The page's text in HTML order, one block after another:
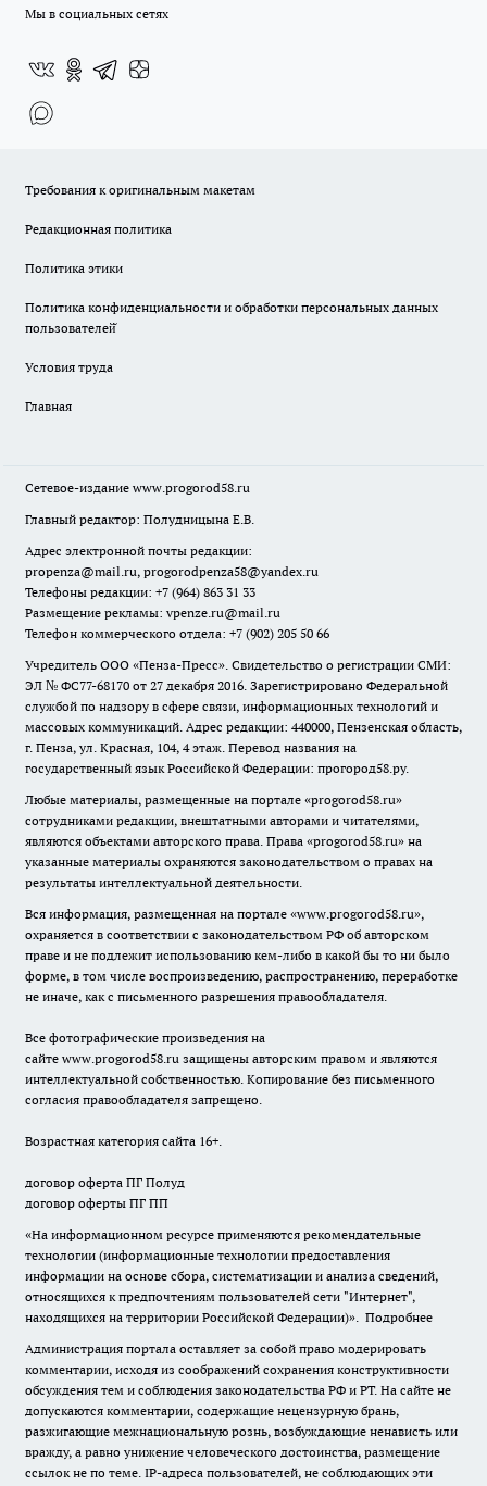
Мы в социальных сетях
Требования к оригинальным макетам
Редакционная политика
Политика этики
Политика конфиденциальности и обработки персональных данных
пользователей̆
Условия труда
Главная
Сетевое-издание www.progorod58.ru
Главный редактор: Полудницына Е.В.
Адрес электронной почты редакции:
propenza@mail.ru, progorodpenza58@yandex.ru
Телефоны редакции: +7 (964) 863 31 33
Размещение рекламы: vpenze.ru@mail.ru
Телефон коммерческого отдела: +7 (902) 205 50 66
Учредитель ООО «Пенза-Пресс». Свидетельство о регистрации СМИ:
ЭЛ № ФС77-68170 от 27 декабря 2016. Зарегистрировано Федеральной
службой по надзору в сфере связи, информационных технологий и
массовых коммуникаций. Адрес редакции: 440000, Пензенская область,
г. Пенза, ул. Красная, 104, 4 этаж. Перевод названия на
государственный язык Российской Федерации: прогород58.ру.
Любые материалы, размещенные на портале «progorod58.ru»
сотрудниками редакции, внештатными авторами и читателями,
являются объектами авторского права. Права «progorod58.ru» на
указанные материалы охраняются законодательством о правах на
результаты интеллектуальной деятельности.
Вся информация, размещенная на портале «www.progorod58.ru»,
охраняется в соответствии с законодательством РФ об авторском
праве и не подлежит использованию кем-либо в какой бы то ни было
форме, в том числе воспроизведению, распространению, переработке
не иначе, как с письменного разрешения правообладателя.
Все фотографические произведения на
сайте www.progorod58.ru защищены авторским правом и являются
интеллектуальной собственностью. Копирование без письменного
согласия правообладателя запрещено.
Возрастная категория сайта 16+.
договор оферта ПГ Полуд
договор оферты ПГ ПП
«На информационном ресурсе применяются рекомендательные
технологии (информационные технологии предоставления
информации на основе сбора, систематизации и анализа сведений,
относящихся к предпочтениям пользователей сети "Интернет",
находящихся на территории Российской Федерации)». Подробнее
Администрация портала оставляет за собой право модерировать
комментарии, исходя из соображений сохранения конструктивности
обсуждения тем и соблюдения законодательства РФ и РТ. На сайте не
допускаются комментарии, содержащие нецензурную брань,
разжигающие межнациональную рознь, возбуждающие ненависть или
вражду, а равно унижение человеческого достоинства, размещение
ссылок не по теме. IP-адреса пользователей, не соблюдающих эти